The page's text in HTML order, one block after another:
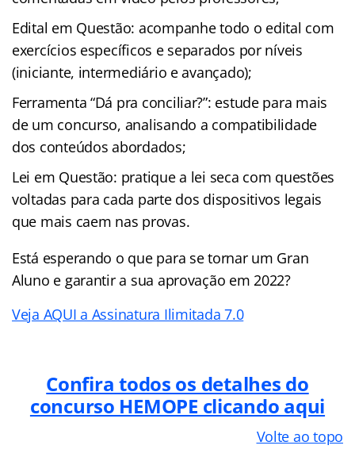
Edital em Questão: acompanhe todo o edital com
exercícios específicos e separados por níveis
(iniciante, intermediário e avançado);
Ferramenta “Dá pra conciliar?”: estude para mais
de um concurso, analisando a compatibilidade
dos conteúdos abordados;
Lei em Questão: pratique a lei seca com questões
voltadas para cada parte dos dispositivos legais
que mais caem nas provas.
Está esperando o que para se tornar um Gran
Aluno e garantir a sua aprovação em 2022?
Veja AQUI a Assinatura Ilimitada 7.0
Confira todos os detalhes do
concurso HEMOPE clicando aqui
Volte ao topo